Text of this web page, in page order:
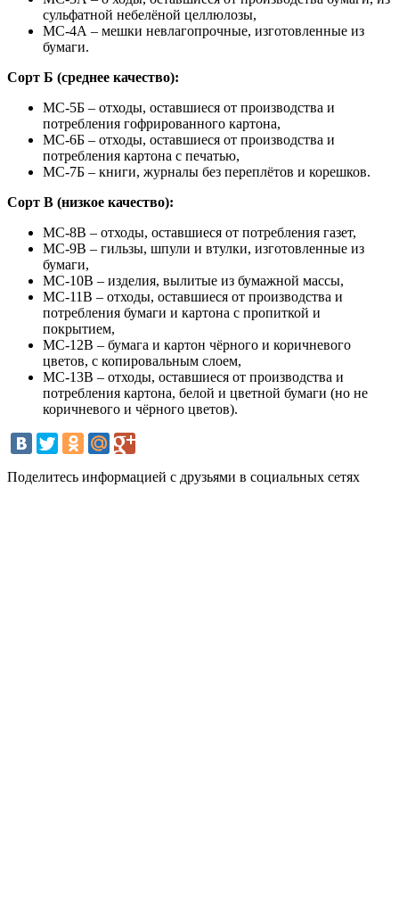
сульфатной небелёной целлюлозы,
МС-4А – мешки невлагопрочные, изготовленные из
бумаги.
Сорт Б (среднее качество):
МС-5Б – отходы, оставшиеся от производства и
потребления гофрированного картона,
МС-6Б – отходы, оставшиеся от производства и
потребления картона с печатью,
МС-7Б – книги, журналы без переплётов и корешков.
Сорт В (низкое качество):
МС-8В – отходы, оставшиеся от потребления газет,
МС-9В – гильзы, шпули и втулки, изготовленные из
бумаги,
МС-10В – изделия, вылитые из бумажной массы,
МС-11В – отходы, оставшиеся от производства и
потребления бумаги и картона с пропиткой и
покрытием,
МС-12В – бумага и картон чёрного и коричневого
цветов, с копировальным слоем,
МС-13В – отходы, оставшиеся от производства и
потребления картона, белой и цветной бумаги (но не
коричневого и чёрного цветов).
Поделитесь информацией с друзьями в социальных сетях